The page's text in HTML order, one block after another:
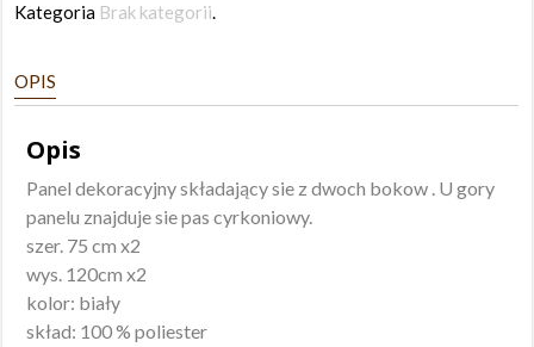
Kategoria Brak kategorii.
OPIS
Opis
Panel dekoracyjny składający sie z dwoch bokow . U gory
panelu znajduje sie pas cyrkoniowy.
szer. 75 cm x2
wys. 120cm x2
kolor: biały
skład: 100 % poliester